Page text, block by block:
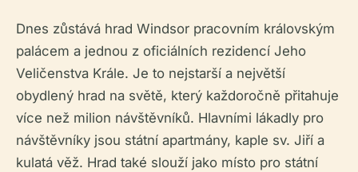
Dnes zůstává hrad Windsor pracovním královským
palácem a jednou z oficiálních rezidencí Jeho
Veličenstva Krále. Je to nejstarší a největší
obydlený hrad na světě, který každoročně přitahuje
více než milion návštěvníků. Hlavními lákadly pro
návštěvníky jsou státní apartmány, kaple sv. Jiří a
kulatá věž. Hrad také slouží jako místo pro státní